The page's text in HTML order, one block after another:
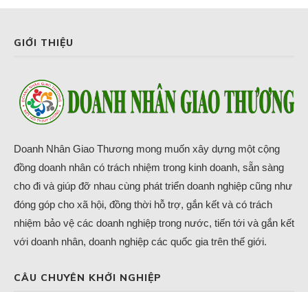
GIỚI THIỆU
Doanh Nhân Giao Thương mong muốn xây dựng một cộng
đồng doanh nhân có trách nhiệm trong kinh doanh, sẵn sàng
cho đi và giúp đỡ nhau cùng phát triển doanh nghiệp cũng như
đóng góp cho xã hội, đồng thời hỗ trợ, gắn kết và có trách
nhiệm bảo vệ các doanh nghiệp trong nước, tiến tới và gắn kết
với doanh nhân, doanh nghiệp các quốc gia trên thế giới.
CÂU CHUYÊN KHỞI NGHIỆP